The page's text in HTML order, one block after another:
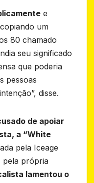
e
um
80 chamado
seu significado
que poderia
pessoas
disse.
de apoiar
a “White
pela Iceage
pela própria
lamentou o